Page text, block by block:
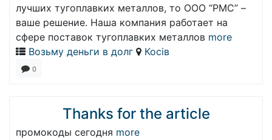
лучших тугоплавких металлов, то ООО “РМС” –
ваше решение. Наша компания работает на
сфере поставок тугоплавких металлов more
Возьму деньги в долг
Косів
0
Thanks for the article
промокоды сегодня more